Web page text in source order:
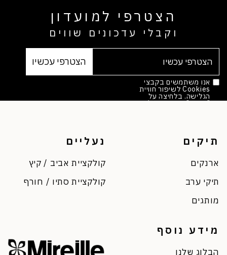
הצטרפי למועדון
וקבלי עדכונים שווים
אנו משתמשים בקבצי
Cookies לשיפור חוויית
הגלישה. בלחיצה על
"אישור" הינך מסכים/ה.
תיקים
ארנקים
תיקי ערב
מותגים
נעליים
קולקציית אביב / קיץ
קולקציית סתיו / חורף
מידע נוסף
הבלוג שלנו